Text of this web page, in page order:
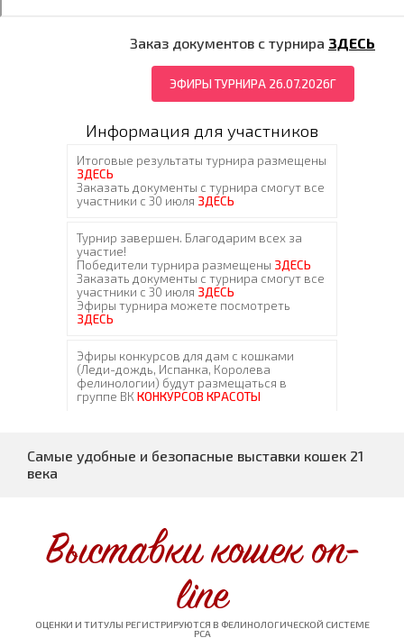
Заказ документов с турнира ЗДЕСЬ
ЭФИРЫ ТУРНИРА 26.07.2026Г
Информация для участников
Самые удобные и безопасные выставки кошек 21
века
Выставки кошек on-
line
ОЦЕНКИ И ТИТУЛЫ РЕГИСТРИРУЮТСЯ В ФЕЛИНОЛОГИЧЕСКОЙ СИСТЕМЕ
PCA